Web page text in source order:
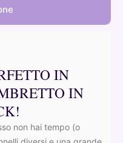
IN
IN
non hai tempo (o